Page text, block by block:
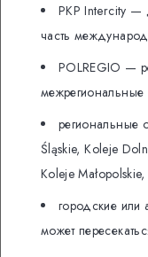
PKP Intercity —
часть
POLREGIO —
межрегиональные
региональные
Śląskie, Koleje
Koleje
городские или
может